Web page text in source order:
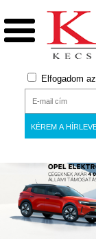
Elfogadom az